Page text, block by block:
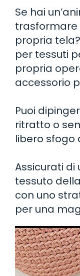
Se hai
trasformare
propria
per tessuti
propria
accessorio
Puoi
ritratto o
libero sfogo
Assicurati di
tessuto
con uno
per una